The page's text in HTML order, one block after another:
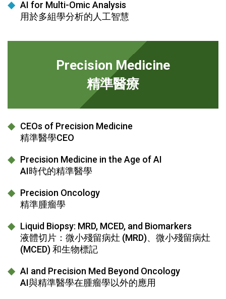
AI for Multi-Omic Analysis
用於多組學分析的人工智慧
Precision Medicine
精準醫療
CEOs of Precision Medicine
精準醫學CEO
Precision Medicine in the Age of AI
AI時代的精準醫學
Precision Oncology
精準腫瘤學
Liquid Biopsy: MRD, MCED, and Biomarkers
液體切片：微小殘留病灶 (MRD)、微小殘留病灶
(MCED) 和生物標記
AI and Precision Med Beyond Oncology
AI與精準醫學在腫瘤學以外的應用